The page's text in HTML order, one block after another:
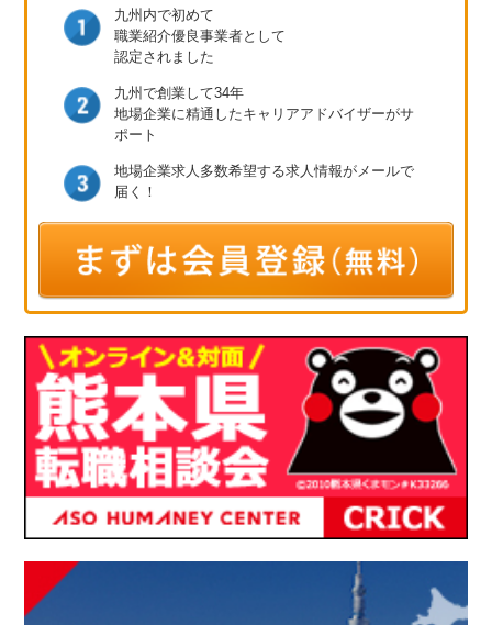
九州内で初めて
職業紹介優良事業者として
認定されました
九州で創業して34年
地場企業に精通したキャリアアドバイザーがサ
ポート
地場企業求人多数希望する求人情報がメールで
届く！